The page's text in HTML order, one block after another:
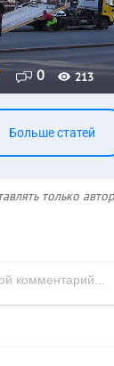
0 213
Больше статей
только